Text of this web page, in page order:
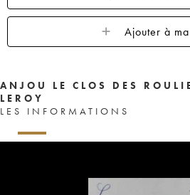
Ajouter à
ANJOU LE CLOS DES
LEROY
LES INFORMATIONS